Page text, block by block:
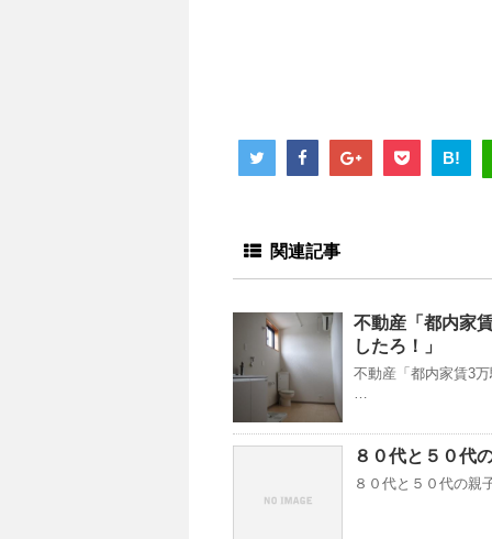
B!
関連記事
不動産「都内家
したろ！」
不動産「都内家賃3
８０代と５０代
８０代と５０代の親